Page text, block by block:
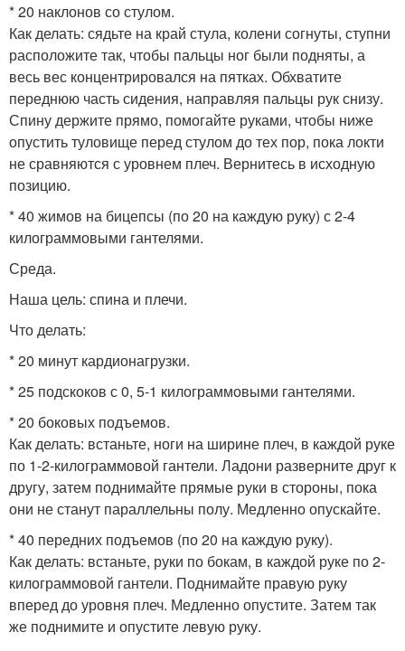
* 20 наклонов со стулом.
Как делать: сядьте на край стула, колени согнуты, ступни
расположите так, чтобы пальцы ног были подняты, а
весь вес концентрировался на пятках. Обхватите
переднюю часть сидения, направляя пальцы рук снизу.
Спину держите прямо, помогайте руками, чтобы ниже
опустить туловище перед стулом до тех пор, пока локти
не сравняются с уровнем плеч. Вернитесь в исходную
позицию.
* 40 жимов на бицепсы (по 20 на каждую руку) с 2-4
килограммовыми гантелями.
Среда.
Наша цель: спина и плечи.
Что делать:
* 20 минут кардионагрузки.
* 25 подскоков с 0, 5-1 килограммовыми гантелями.
* 20 боковых подъемов.
Как делать: встаньте, ноги на ширине плеч, в каждой руке
по 1-2-килограммовой гантели. Ладони разверните друг к
другу, затем поднимайте прямые руки в стороны, пока
они не станут параллельны полу. Медленно опускайте.
* 40 передних подъемов (по 20 на каждую руку).
Как делать: встаньте, руки по бокам, в каждой руке по 2-
килограммовой гантели. Поднимайте правую руку
вперед до уровня плеч. Медленно опустите. Затем так
же поднимите и опустите левую руку.